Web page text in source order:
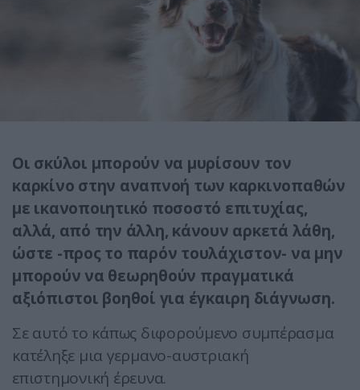
Οι σκύλοι μπορούν να μυρίσουν τον
καρκίνο στην αναπνοή των καρκινοπαθών
με ικανοποιητικό ποσοστό επιτυχίας,
αλλά, από την άλλη, κάνουν αρκετά λάθη,
ώστε -προς το παρόν τουλάχιστον- να μην
μπορούν να θεωρηθούν πραγματικά
αξιόπιστοι βοηθοί για έγκαιρη διάγνωση.
Σε αυτό το κάπως διφορούμενο συμπέρασμα
κατέληξε μια γερμανο-αυστριακή
επιστημονική έρευνα.